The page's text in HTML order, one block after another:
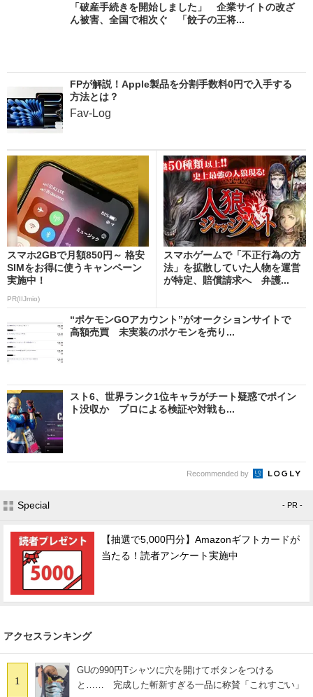
「破産手続きを開始しました」 企業サイトの改ざ
ん被害、全国で相次ぐ 「餃子の王将...
FPが解説！Apple製品を分割手数料0円で入手する
方法とは？
Fav-Log
スマホ2GBで月額850円～ 格安
SIMをお得に使うキャンペーン
実施中！
PR(IIJmio)
スマホゲームで「不正行為の方
法」を拡散していた人物を運営
が特定、賠償請求へ 弁護...
“ポケモンGOアカウント”がオークションサイトで
高額売買 未実装のポケモンを売り...
スト6、世界ランク1位キャラがチート疑惑でポイン
ト没収か プロによる検証や対戦も...
Recommended by
Special - PR -
【抽選で5,000円分】Amazonギフトカードが
当たる！読者アンケート実施中
アクセスランキング
1
GUの990円Tシャツに穴を開けてボタンをつける
と…… 完成した斬新すぎる一品に称賛「これすごい」